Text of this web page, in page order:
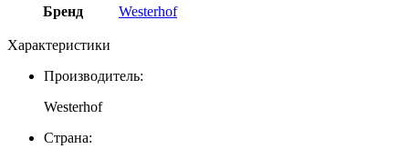
Бренд Westerhof
Характеристики
Производитель:
Westerhof
Страна: